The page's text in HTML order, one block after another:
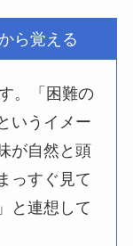
ら覚える
。「困難の
いうイメー
が自然と頭
っすぐ見て
と連想して